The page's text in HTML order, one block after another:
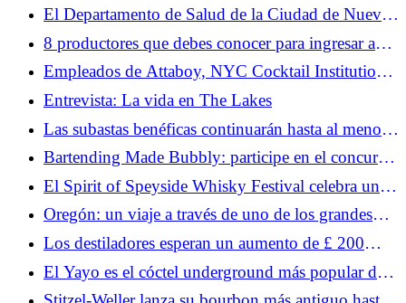
mercados más mientras continúa la venta de
liquidación
El Departamento de Salud de la Ciudad de Nueva
York lanza la campaña contra el alcohol 'Buzzkill'
8 productores que debes conocer para ingresar a
Brunello di Montalcino
Empleados de Attaboy, NYC Cocktail Institution,
votan a favor de sindicalizarse
Entrevista: La vida en The Lakes
Las subastas benéficas continuarán hasta al menos
2033 después de que se amplíe la asociación
Bartending Made Bubbly: participe en el concurso
de bartending Prosecco DOC
El Spirit of Speyside Whisky Festival celebra un
año récord
Oregón: un viaje a través de uno de los grandes
destinos vinícolas de Estados Unidos
Los destiladores esperan un aumento de £ 200
millones después de que Trump elimine los
aranceles al whisky
El Yayo es el cóctel underground más popular de
Madrid